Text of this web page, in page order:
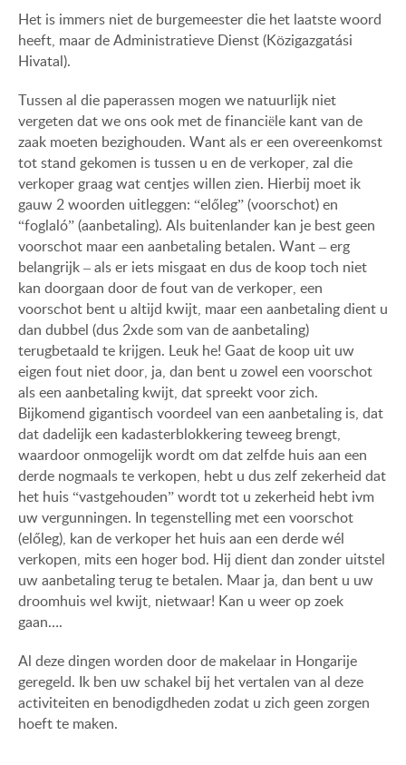
Het is immers niet de burgemeester die het laatste woord
heeft, maar de Administratieve Dienst (Közigazgatási
Hivatal).
Tussen al die paperassen mogen we natuurlijk niet
vergeten dat we ons ook met de financiële kant van de
zaak moeten bezighouden. Want als er een overeenkomst
tot stand gekomen is tussen u en de verkoper, zal die
verkoper graag wat centjes willen zien. Hierbij moet ik
gauw 2 woorden uitleggen: “előleg” (voorschot) en
“foglaló” (aanbetaling). Als buitenlander kan je best geen
voorschot maar een aanbetaling betalen. Want – erg
belangrijk – als er iets misgaat en dus de koop toch niet
kan doorgaan door de fout van de verkoper, een
voorschot bent u altijd kwijt, maar een aanbetaling dient u
dan dubbel (dus 2xde som van de aanbetaling)
terugbetaald te krijgen. Leuk he! Gaat de koop uit uw
eigen fout niet door, ja, dan bent u zowel een voorschot
als een aanbetaling kwijt, dat spreekt voor zich.
Bijkomend gigantisch voordeel van een aanbetaling is, dat
dat dadelijk een kadasterblokkering teweeg brengt,
waardoor onmogelijk wordt om dat zelfde huis aan een
derde nogmaals te verkopen, hebt u dus zelf zekerheid dat
het huis “vastgehouden” wordt tot u zekerheid hebt ivm
uw vergunningen. In tegenstelling met een voorschot
(előleg), kan de verkoper het huis aan een derde wél
verkopen, mits een hoger bod. Hij dient dan zonder uitstel
uw aanbetaling terug te betalen. Maar ja, dan bent u uw
droomhuis wel kwijt, nietwaar! Kan u weer op zoek
gaan….
Al deze dingen worden door de makelaar in Hongarije
geregeld. Ik ben uw schakel bij het vertalen van al deze
activiteiten en benodigdheden zodat u zich geen zorgen
hoeft te maken.